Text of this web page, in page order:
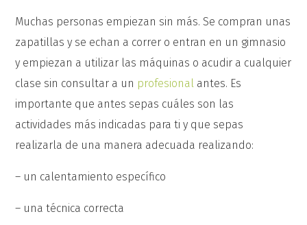
Muchas personas empiezan sin más. Se compran unas
zapatillas y se echan a correr o entran en un gimnasio
y empiezan a utilizar las máquinas o acudir a cualquier
clase sin consultar a un profesional antes. Es
importante que antes sepas cuáles son las
actividades más indicadas para ti y que sepas
realizarla de una manera adecuada realizando:
– un calentamiento específico
– una técnica correcta